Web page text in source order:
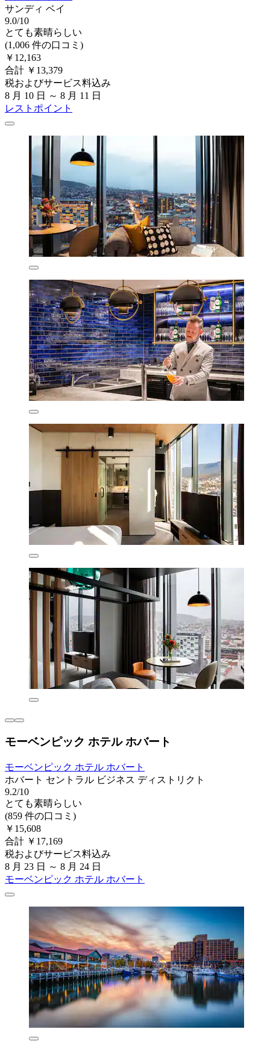
サンディ ベイ
9.0/10
とても素晴らしい
(1,006 件の口コミ)
￥12,163
合計 ￥13,379
税およびサービス料込み
8 月 10 日 ～ 8 月 11 日
レストポイント
モーベンピック ホテル ホバート
モーベンピック ホテル ホバート
ホバート セントラル ビジネス ディストリクト
9.2/10
とても素晴らしい
(859 件の口コミ)
￥15,608
合計 ￥17,169
税およびサービス料込み
8 月 23 日 ～ 8 月 24 日
モーベンピック ホテル ホバート